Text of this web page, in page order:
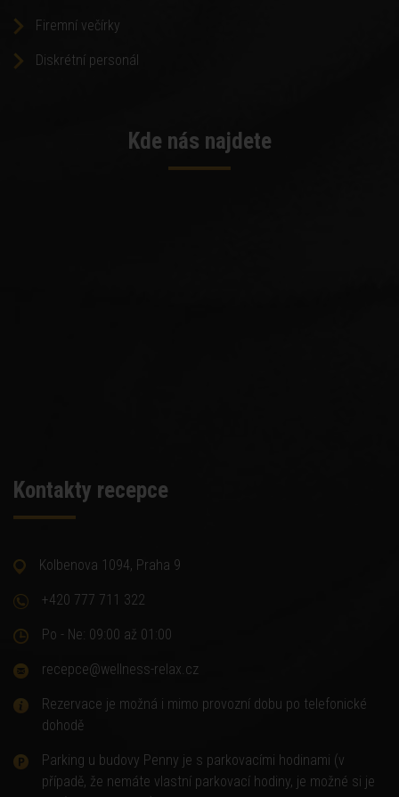
Firemní večírky
Diskrétní personál
Kde nás najdete
Kontakty recepce
Kolbenova 1094, Praha 9
+420 777 711 322
Po - Ne: 09:00 až 01:00
recepce@wellness-relax.cz
Rezervace je možná i mimo provozní dobu po telefonické
dohodě
Parking u budovy Penny je s parkovacími hodinami (v
případě, že nemáte vlastní parkovací hodiny, je možné si je